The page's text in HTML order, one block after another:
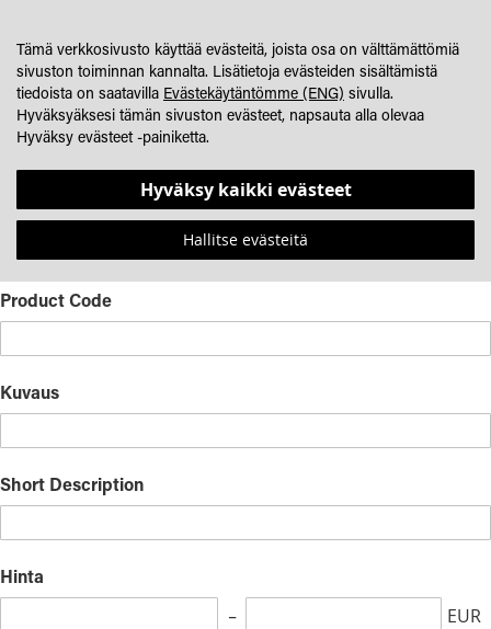
CONTENT
LAAJENNETTU HAKU
Haun asetukset
Tuotenimi
Product Code
Kuvaus
Short Description
Hinta
EUR
Tämä verkkosivusto käyttää evästeitä, joista osa on välttämättömiä
sivuston toiminnan kannalta. Lisätietoja evästeiden sisältämistä
tiedoista on saatavilla Evästekäytäntömme (ENG) sivulla.
Hyväksyäksesi tämän sivuston evästeet, napsauta alla olevaa
Hyväksy evästeet -painiketta.
Hyväksy kaikki evästeet
Hallitse evästeitä